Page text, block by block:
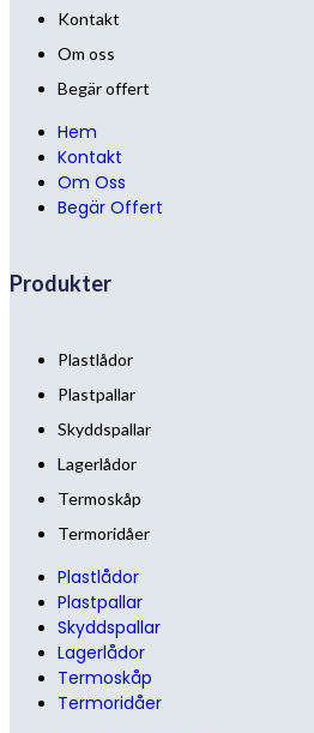
Kontakt
Om oss
Begär offert
Hem
Kontakt
Om Oss
Begär Offert
Produkter
Plastlådor
Plastpallar
Skyddspallar
Lagerlådor
Termoskåp
Termoridåer
Plastlådor
Plastpallar
Skyddspallar
Lagerlådor
Termoskåp
Termoridåer